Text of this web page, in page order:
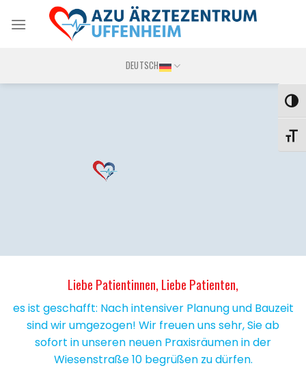
DEUTSCH
Liebe Patientinnen, Liebe Patienten,
es ist geschafft: Nach intensiver Planung und Bauzeit
sind wir umgezogen! Wir freuen uns sehr, Sie ab
sofort in unseren neuen Praxisräumen in der
Wiesenstraße 10 begrüßen zu dürfen.